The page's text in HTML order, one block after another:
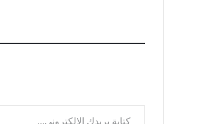
كتابة بريدك الإلكتروني...